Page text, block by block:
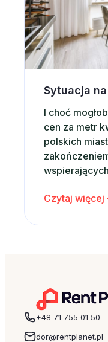
I choć
cen za metr
polskich
wpływ na
powinna
Czytaj więcej
+48 71 755 01 50
dor@rentplanet.pl